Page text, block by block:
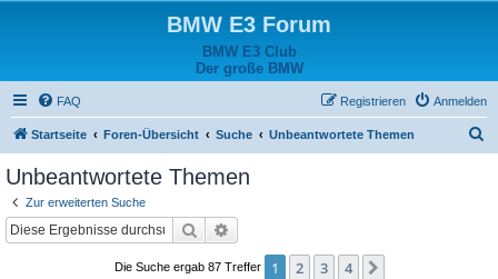
BMW E3 Forum
BMW E3 Club
Der große BMW
FAQ Anmelden
Registrieren
Startseite Foren-Übersicht Suche Unbeantwortete Themen
Unbeantwortete Themen
Zur erweiterten Suche
Suche
Die Suche ergab 87 Treffer 1 2 3 4